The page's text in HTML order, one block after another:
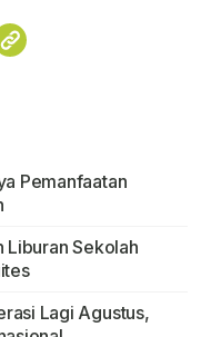
Pemanfaatan
Liburan Sekolah
Lagi Agustus,